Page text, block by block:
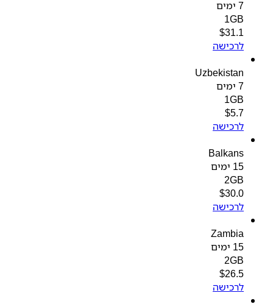
1GB
$31.1
לרכישה
Uzbekistan
1GB
$
לרכישה
Balkans
2GB
$30.0
לרכישה
Zambia
2GB
$26.5
לרכישה